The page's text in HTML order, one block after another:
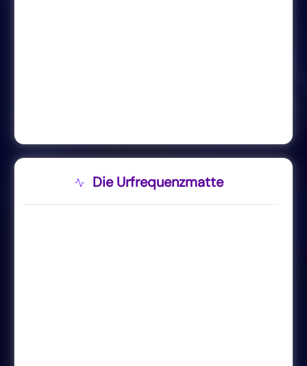
Die Urfrequenzmatte